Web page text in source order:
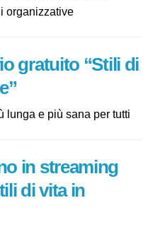
organizzative
gratuito “Stili
lunga e più sana per
in streaming
di vita in